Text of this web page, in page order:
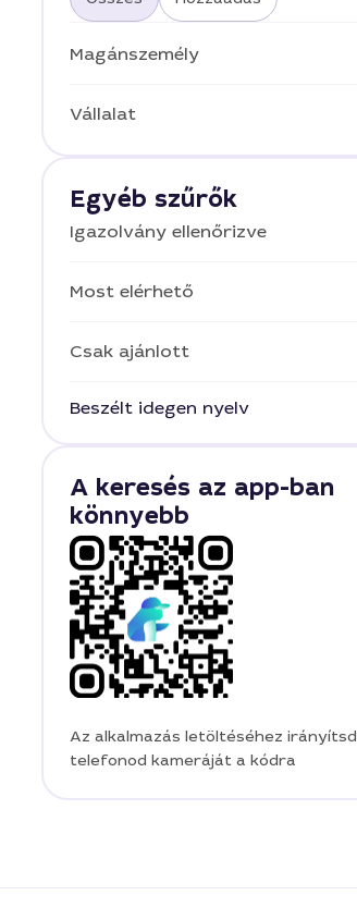
Magánszemély
Vállalat
Egyéb szűrők
Igazolvány ellenőrizve
Most elérhető
Csak ajánlott
Beszélt idegen nyelv
A keresés az app-ban
könnyebb
Az alkalmazás letöltéséhez irányítsd
telefonod kameráját a kódra